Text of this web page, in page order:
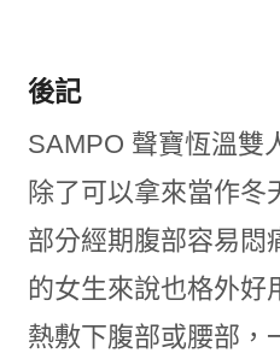
後記
SAMPO 聲寶恆溫雙
除了可以拿來當作冬
部分經期腹部容易悶
的女生來說也格外好
熱敷下腹部或腰部，